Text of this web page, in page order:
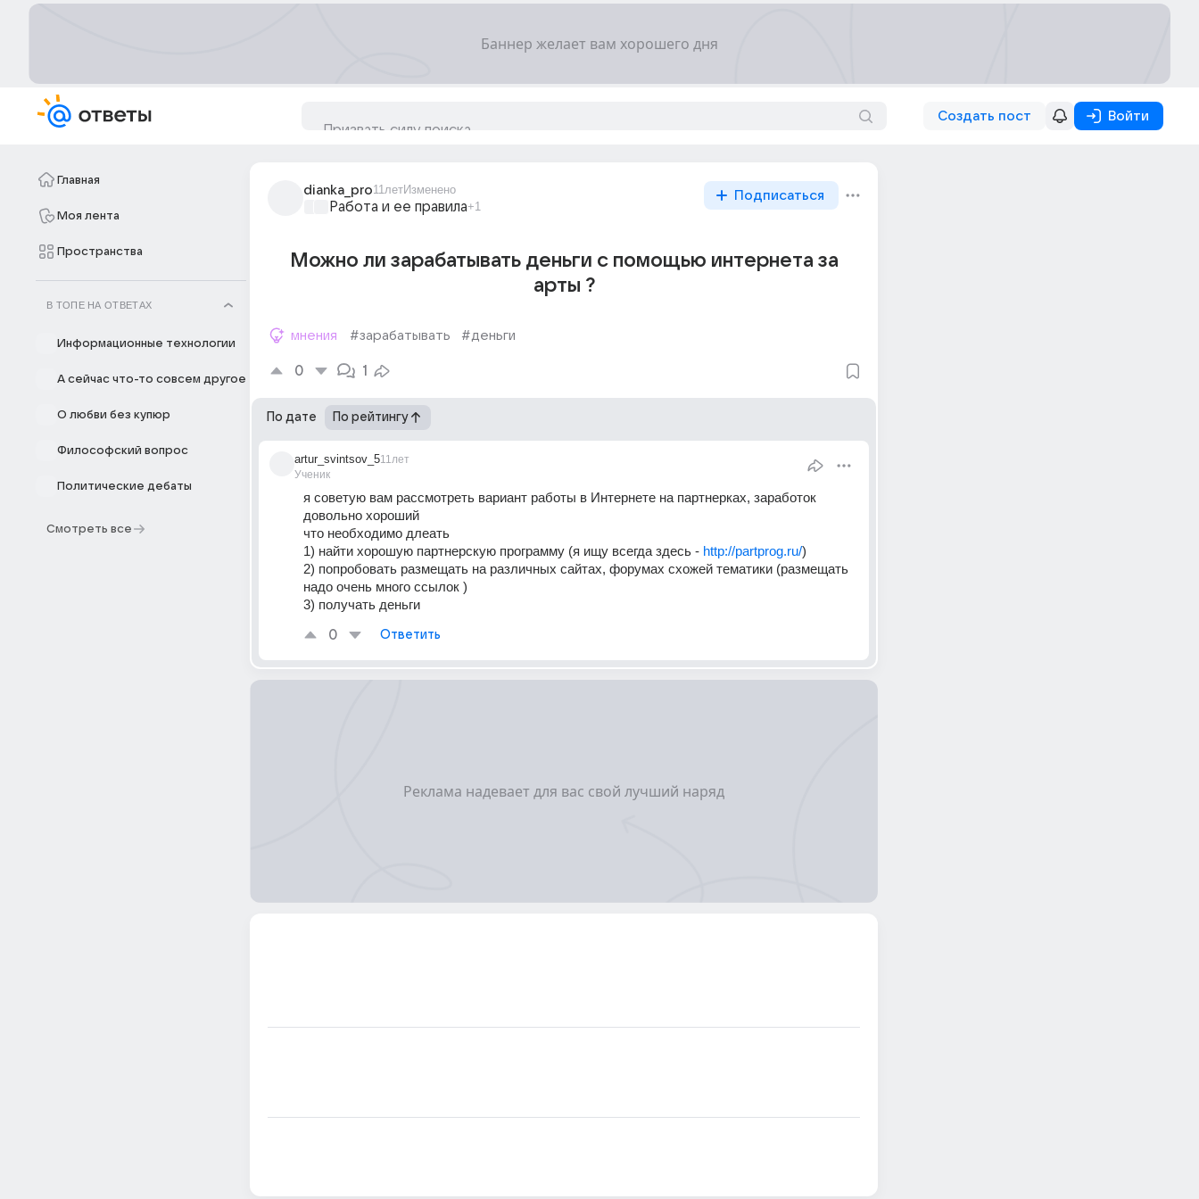
Создать пост Войти
Главная
Моя лента
Пространства
В ТОПЕ НА ОТВЕТАХ
Информационные технологии
А сейчас что-то совсем другое
О любви без купюр
Философский вопрос
Политические дебаты
Смотреть все
dianka_pro11летИзменено
Работа и ее правила+1
Подписаться
Можно ли зарабатывать деньги с помощью интернета за
арты ?
мнения #зарабатывать #деньги
0 1
По дате По рейтингу
artur_svintsov_5
Ученик
11лет
я советую вам рассмотреть вариант работы в Интернете на партнерках, заработок
довольно хороший
что необходимо длеать
1) найти хорошую партнерскую программу (я ищу всегда здесь - http://partprog.ru/)
2) попробовать размещать на различных сайтах, форумах схожей тематики (размещать
надо очень много ссылок )
3) получать деньги
0 Ответить